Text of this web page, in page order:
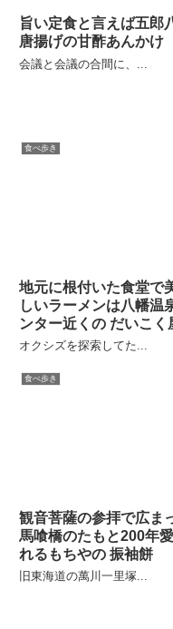
旨い定食と言えば五郎
唐揚げの甘酢あんかけ
会議と会議の合間に、...
食べ歩き
地元に根付いた食堂で
しいラーメンは八幡温
ンター近くの だいこく
オクシズを探索してた...
食べ歩き
観音菩薩の参拝で広ま
馬喰橋のたもと200年
れるもちやの 振袖餅
旧東海道の萬川一里塚...